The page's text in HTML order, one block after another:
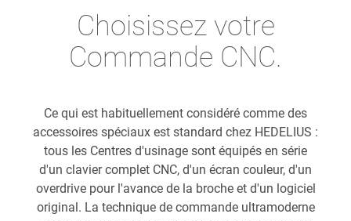
Choisissez votre
Commande CNC.
Ce qui est habituellement considéré comme des
accessoires spéciaux est standard chez HEDELIUS :
tous les Centres d'usinage sont équipés en série
d'un clavier complet CNC, d'un écran couleur, d'un
overdrive pour l'avance de la broche et d'un logiciel
original. La technique de commande ultramoderne